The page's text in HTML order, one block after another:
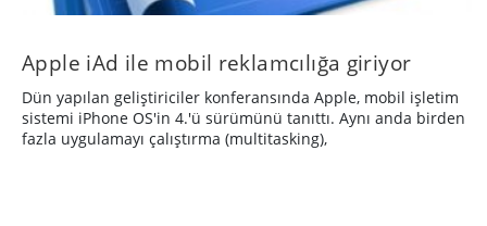
Apple iAd ile mobil reklamcılığa giriyor
Dün yapılan geliştiriciler konferansında Apple, mobil işletim
sistemi iPhone OS'in 4.'ü sürümünü tanıttı. Aynı anda birden
fazla uygulamayı çalıştırma (multitasking),